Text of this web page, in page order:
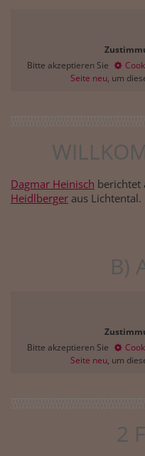
Bitte akzeptieren Sie
Seite neu, um
Dagmar Heinisch berichtet
Heidlberger aus Lichtental.
B)
Bitte akzeptieren Sie
Seite neu, um
2